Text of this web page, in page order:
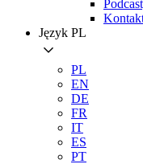
Język PL
PL
EN
DE
FR
IT
ES
PT